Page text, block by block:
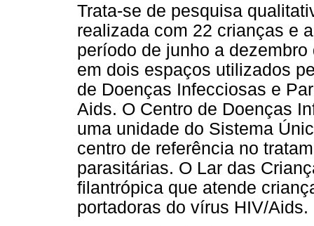
Trata-se de pesquisa
realizada com 22 crianças e
período de junho a
em dois espaços utilizados
de Doenças Infecciosas e
Aids. O Centro de Doenças
uma unidade do Sistema
centro de referência no
parasitárias. O Lar das
filantrópica que atende
portadoras do vírus HIV/Aids.